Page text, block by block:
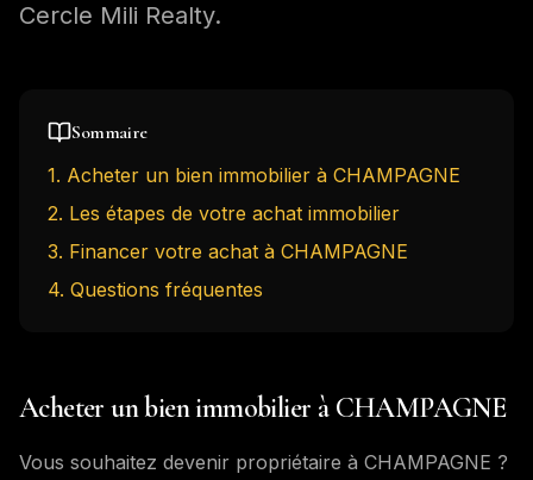
Cercle Mili Realty.
Sommaire
1. Acheter un bien immobilier à CHAMPAGNE
2. Les étapes de votre achat immobilier
3. Financer votre achat à CHAMPAGNE
4. Questions fréquentes
Acheter un bien immobilier à CHAMPAGNE
Vous souhaitez devenir propriétaire à CHAMPAGNE ?